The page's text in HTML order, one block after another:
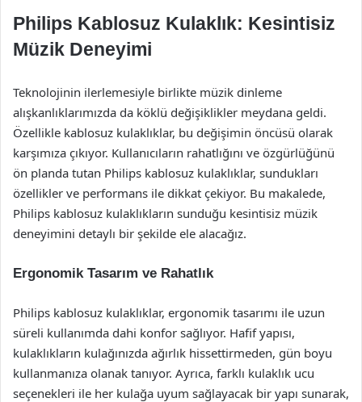
Philips Kablosuz Kulaklık: Kesintisiz
Müzik Deneyimi
Teknolojinin ilerlemesiyle birlikte müzik dinleme
alışkanlıklarımızda da köklü değişiklikler meydana geldi.
Özellikle kablosuz kulaklıklar, bu değişimin öncüsü olarak
karşımıza çıkıyor. Kullanıcıların rahatlığını ve özgürlüğünü
ön planda tutan Philips kablosuz kulaklıklar, sundukları
özellikler ve performans ile dikkat çekiyor. Bu makalede,
Philips kablosuz kulaklıkların sunduğu kesintisiz müzik
deneyimini detaylı bir şekilde ele alacağız.
Ergonomik Tasarım ve Rahatlık
Philips kablosuz kulaklıklar, ergonomik tasarımı ile uzun
süreli kullanımda dahi konfor sağlıyor. Hafif yapısı,
kulaklıkların kulağınızda ağırlık hissettirmeden, gün boyu
kullanmanıza olanak tanıyor. Ayrıca, farklı kulaklık ucu
seçenekleri ile her kulağa uyum sağlayacak bir yapı sunarak,